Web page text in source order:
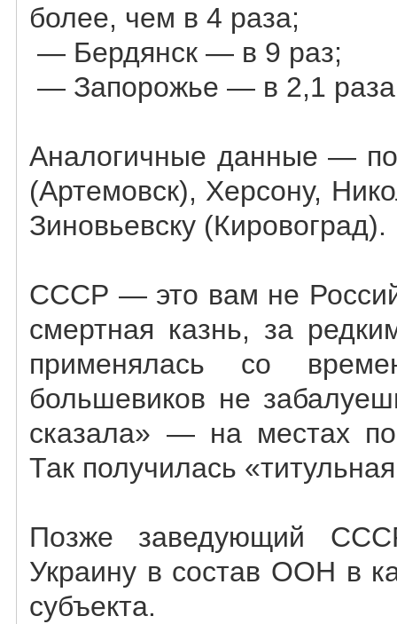
более, чем в 4 раза;
— Бердянск — в 9 раз;
— Запорожье — в 2,1
Аналогичные данные — по
(Артемовск), Херсону,
Зиновьевску (Кировоград).
СССР — это вам не
смертная казнь, за
применялась со
большевиков не
сказала» — на местах
Так получилась
Позже заведующий
Украину в состав ООН в
субъекта.